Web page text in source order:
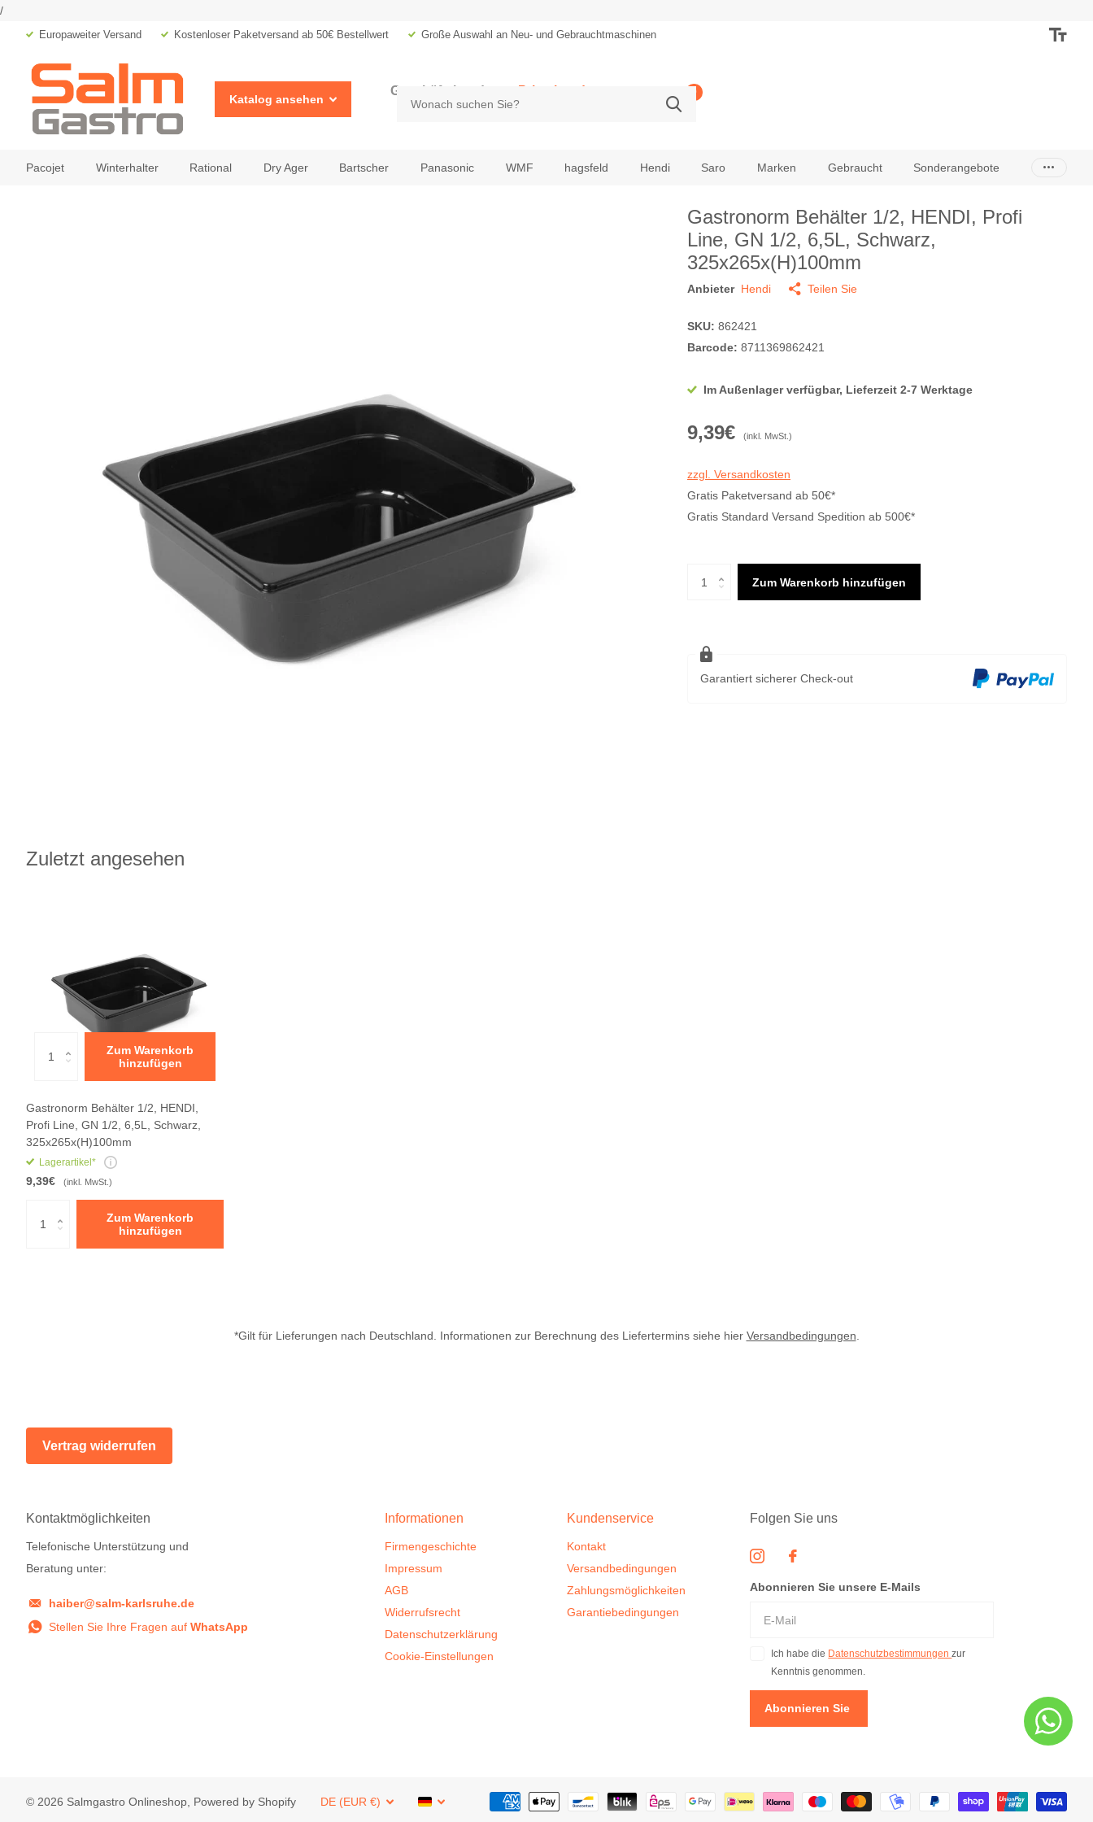
/
Europaweiter Versand Kostenloser Paketversand ab 50€ Bestellwert Große Auswahl an Neu- und Gebrauchtmaschinen
Katalog ansehen
Geschäftskunde
zzgl. MwSt.
Privatkunde 0
Pacojet Winterhalter Rational Dry Ager Bartscher Panasonic WMF hagsfeld Hendi Saro Marken Gebraucht Sonderangebote
Gastronorm Behälter 1/2, HENDI, Profi
Line, GN 1/2, 6,5L, Schwarz,
325x265x(H)100mm
Anbieter Hendi Teilen Sie
SKU: 862421
Barcode: 8711369862421
Im Außenlager verfügbar, Lieferzeit 2-7 Werktage
9,39€ (inkl. MwSt.)
zzgl. Versandkosten
Gratis Paketversand ab 50€*
Gratis Standard Versand Spedition ab 500€*
Zum Warenkorb hinzufügen
Garantiert sicherer Check-out
Zuletzt angesehen
Zum Warenkorb
hinzufügen
Gastronorm Behälter 1/2, HENDI,
Profi Line, GN 1/2, 6,5L, Schwarz,
325x265x(H)100mm
Lagerartikel*
9,39€ (inkl. MwSt.)
Zum Warenkorb
hinzufügen
*Gilt für Lieferungen nach Deutschland. Informationen zur Berechnung des Liefertermins siehe hier Versandbedingungen.
Vertrag widerrufen
Kontaktmöglichkeiten
Telefonische Unterstützung und
Beratung unter:
haiber@salm-karlsruhe.de
Stellen Sie Ihre Fragen auf WhatsApp
Informationen
Firmengeschichte
Impressum
AGB
Widerrufsrecht
Datenschutzerklärung
Cookie-Einstellungen
Kundenservice
Kontakt
Versandbedingungen
Zahlungsmöglichkeiten
Garantiebedingungen
Folgen Sie uns
Abonnieren Sie unsere E-Mails
Ich habe die Datenschutzbestimmungenzur
Kenntnis genommen.
Abonnieren Sie
© 2026 Salmgastro Onlineshop, Powered by Shopify DE (EUR €)